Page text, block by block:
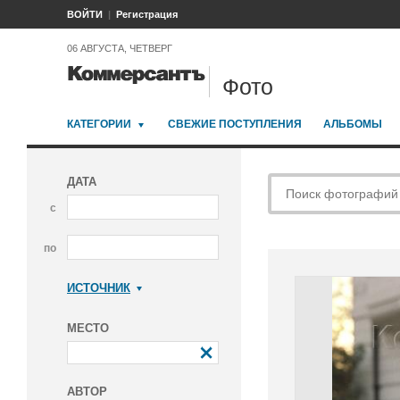
ВОЙТИ Регистрация
06 АВГУСТА, ЧЕТВЕРГ
Фото
КАТЕГОРИИ СВЕЖИЕ ПОСТУПЛЕНИЯ АЛЬБОМЫ
ДАТА
с
по
ИСТОЧНИК
МЕСТО
АВТОР